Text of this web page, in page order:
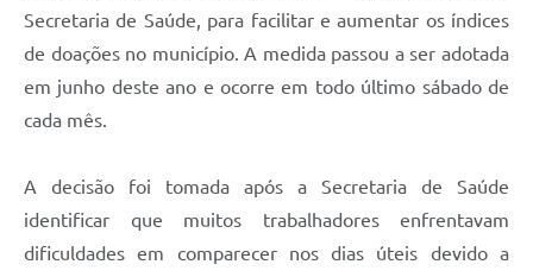
Secretaria de Saúde, para facilitar e aumentar os índices
de doações no município. A medida passou a ser adotada
em junho deste ano e ocorre em todo último sábado de
cada mês.
A decisão foi tomada após a Secretaria de Saúde
identificar que muitos trabalhadores enfrentavam
dificuldades em comparecer nos dias úteis devido a